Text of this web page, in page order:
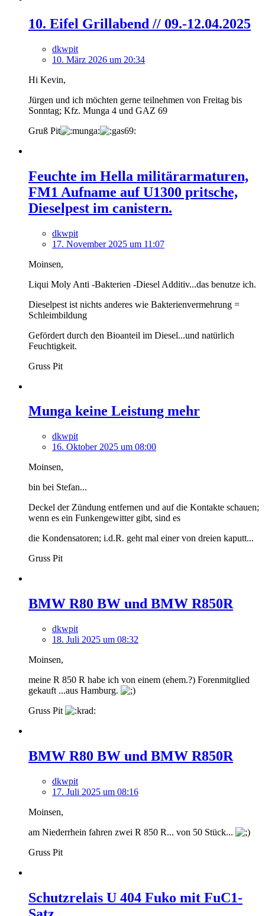
10. Eifel Grillabend // 09.-12.04.2025
dkwpit
10. März 2026 um 20:34
Hi Kevin,
Jürgen und ich möchten gerne teilnehmen von Freitag bis
Sonntag; Kfz. Munga 4 und GAZ 69
Gruß Pit
Feuchte im Hella militärarmaturen,
FM1 Aufname auf U1300 pritsche,
Dieselpest im canistern.
dkwpit
17. November 2025 um 11:07
Moinsen,
Liqui Moly Anti -Bakterien -Diesel Additiv...das benutze ich.
Dieselpest ist nichts anderes wie Bakterienvermehrung =
Schleimbildung
Gefördert durch den Bioanteil im Diesel...und natürlich
Feuchtigkeit.
Gruss Pit
Munga keine Leistung mehr
dkwpit
16. Oktober 2025 um 08:00
Moinsen,
bin bei Stefan...
Deckel der Zündung entfernen und auf die Kontakte schauen;
wenn es ein Funkengewitter gibt, sind es
die Kondensatoren; i.d.R. geht mal einer von dreien kaputt...
Gruss Pit
BMW R80 BW und BMW R850R
dkwpit
18. Juli 2025 um 08:32
Moinsen,
meine R 850 R habe ich von einem (ehem.?) Forenmitglied
gekauft ...aus Hamburg.
Gruss Pit
BMW R80 BW und BMW R850R
dkwpit
17. Juli 2025 um 08:16
Moinsen,
am Niederrhein fahren zwei R 850 R... von 50 Stück...
Gruss Pit
Schutzrelais U 404 Fuko mit FuC1-